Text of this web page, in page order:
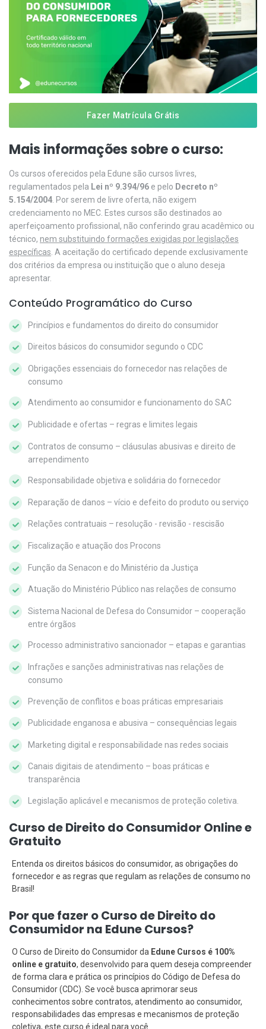
Fazer Matrícula Grátis
Mais informações sobre o curso:
Os cursos oferecidos pela Edune são cursos livres,
regulamentados pela Lei nº 9.394/96 e pelo Decreto nº
5.154/2004 . Por serem de livre oferta, não exigem
credenciamento no MEC. Estes cursos são destinados ao
aperfeiçoamento profissional, não conferindo grau acadêmico ou
técnico, nem substituindo formações exigidas por legislações
específicas . A aceitação do certificado depende exclusivamente
dos critérios da empresa ou instituição que o aluno deseja
apresentar.
Conteúdo Programático do Curso
Princípios e fundamentos do direito do consumidor
Direitos básicos do consumidor segundo o CDC
Obrigações essenciais do fornecedor nas relações de
consumo
Atendimento ao consumidor e funcionamento do SAC
Publicidade e ofertas – regras e limites legais
Contratos de consumo – cláusulas abusivas e direito de
arrependimento
Responsabilidade objetiva e solidária do fornecedor
Reparação de danos – vício e defeito do produto ou serviço
Relações contratuais – resolução - revisão - rescisão
Fiscalização e atuação dos Procons
Função da Senacon e do Ministério da Justiça
Atuação do Ministério Público nas relações de consumo
Sistema Nacional de Defesa do Consumidor – cooperação
entre órgãos
Processo administrativo sancionador – etapas e garantias
Infrações e sanções administrativas nas relações de
consumo
Prevenção de conflitos e boas práticas empresariais
Publicidade enganosa e abusiva – consequências legais
Marketing digital e responsabilidade nas redes sociais
Canais digitais de atendimento – boas práticas e
transparência
Legislação aplicável e mecanismos de proteção coletiva.
Curso de Direito do Consumidor Online e
Gratuito
Entenda os direitos básicos do consumidor, as obrigações do
fornecedor e as regras que regulam as relações de consumo no
Brasil!
Por que fazer o Curso de Direito do
Consumidor na Edune Cursos?
O Curso de Direito do Consumidor da Edune Cursos é 100%
online e gratuito, desenvolvido para quem deseja compreender
de forma clara e prática os princípios do Código de Defesa do
Consumidor (CDC). Se você busca aprimorar seus
conhecimentos sobre contratos, atendimento ao consumidor,
responsabilidades das empresas e mecanismos de proteção
coletiva, este curso é ideal para você.